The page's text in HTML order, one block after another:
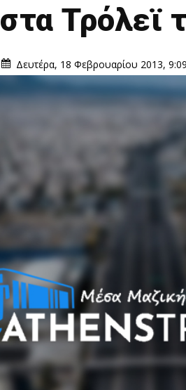
Τρόλεϊ
Δευτέρα, 18 Φεβρουαρίου 2013, 9:09